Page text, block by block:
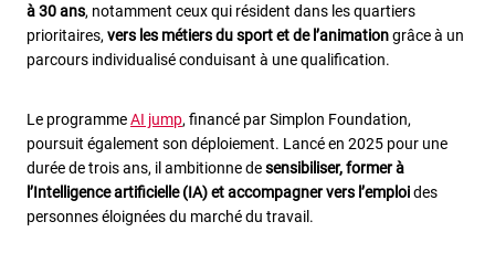
à 30 ans, notamment ceux qui résident dans les quartiers
prioritaires, vers les métiers du sport et de l’animationgrâce à un
parcours individualisé conduisant à une qualification.
Le programmeAI jump, financé par Simplon Foundation,
poursuit également son déploiement. Lancé en 2025 pour une
durée de trois ans, il ambitionne desensibiliser, former à
l’Intelligence artificielle (IA) et accompagner vers l’emploides
personnes éloignées du marché du travail.